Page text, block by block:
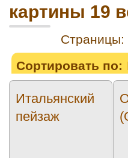
картины 19
Страницы:
Сортировать по:
Итальянский
пейзаж